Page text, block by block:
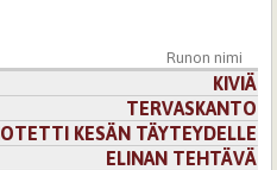
Runon nimi
KIVIÄ
TERVASKANTO
KESÄN TÄYTEYDELLE
ELINAN TEHTÄVÄ